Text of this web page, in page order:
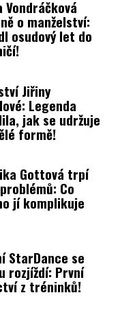
Vondráčková
o manželství:
osudový let do
Jiřiny
Legenda
jak se udržuje
formě!
Gottová trpí
Co
jí komplikuje
StarDance se
rozjíždí: První
z tréninků!